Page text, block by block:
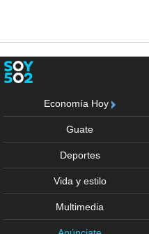
Economía Hoy
Guate
Deportes
Vida y estilo
Multimedia